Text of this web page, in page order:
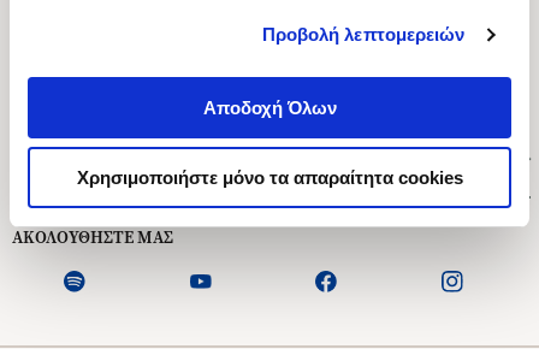
Προβολή λεπτομερειών
Αποδοχή Όλων
Χρησιμοποιήστε μόνο τα απαραίτητα cookies
Ασκληπιού 1-3, Αθήνα 106 79
Δευτέρα - Παρασκευή 09:00-21:00
Εξυπηρέτηση Πελατών
ΑΚΟΛΟΥΘΗΣΤΕ ΜΑΣ